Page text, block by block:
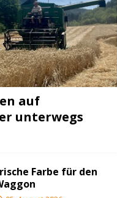
auf
unterwegs
Farbe für den